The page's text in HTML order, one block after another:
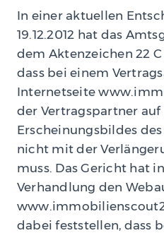
In einer aktuellen
19.12.2012 hat das
dem Aktenzeichen 22
dass bei einem
Internetseite
der Vertragspartner auf
Erscheinungsbildes
nicht mit der
muss. Das Gericht hat
Verhandlung den
dabei feststellen, dass